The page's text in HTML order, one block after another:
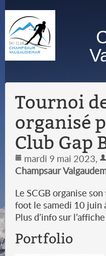
Accueil
Tournoi
organisé
Club Gap
mardi 9 mai 2023,
Champsaur
Le SCGB organise
foot le samedi 10 juin
Plus d’info sur
Portfolio